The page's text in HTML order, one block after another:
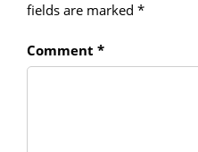
fields are marked *
Comment *